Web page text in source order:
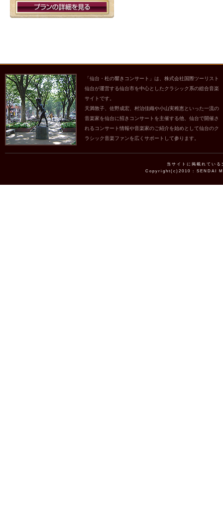
「仙台・杜の響きコンサート」は、株式会社国際ツーリスト
仙台が運営する仙台市を中心としたクラシック系の総合音楽
サイトです。
天満敦子、佐野成宏、村治佳織や小山実稚恵といった一流の
音楽家を仙台に招きコンサートを主催する他、仙台で開催さ
れるコンサート情報や音楽家のご紹介を始めとして仙台のク
ラシック音楽ファンを広くサポートして参ります。
当サイトに掲載れてい
Copyright(c)2010 : SENDAI